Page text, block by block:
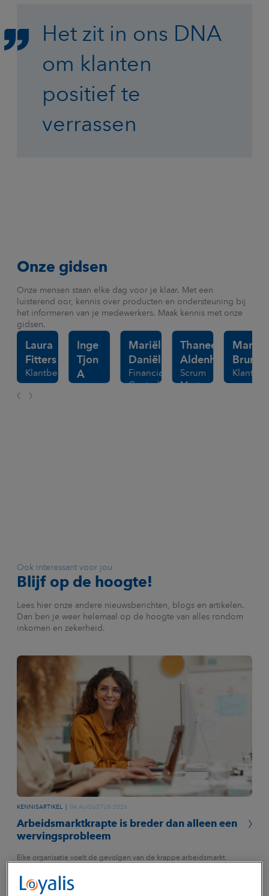
Het zit in ons DNA
om klanten
positief te
verrassen
Onze gidsen
Onze mensen staan elke dag voor je klaar. Met een
luisterend oor, kennis over producten en ondersteuning bij
het informeren van je medewerkers. Maak kennis met onze
gidsen.
Laura
Fitters
Klantbeheerder
Inge
Tjon
A
Mariëlle
Daniëls
Financial
Controller
Thanee
Aldenhoven
Scrum
Master
Marvin
Bruns
Ook interessant voor jou
Blijf op de hoogte!
Lees hier onze andere nieuwsberichten, blogs en artikelen.
Dan ben je weer helemaal op de hoogte van alles rondom
inkomen en zekerheid.
KENNISARTIKEL 04 AUGUSTUS 2026
Arbeidsmarktkrapte is breder dan alleen een
wervingsprobleem
Elke organisatie voelt de gevolgen van de krappe arbeidsmarkt.
de druk op medewerkers neemt toe. De reflex is vaak hetzelfde: harder
werven. Maar volgens hoogleraar en lector employability Prof. Dr. Jol